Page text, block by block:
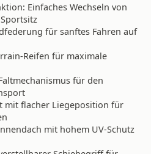
Einfaches Wechseln von
für sanftes Fahren auf
Reifen für maximale
für den
mit flacher Liegeposition für
mit hohem UV-Schutz